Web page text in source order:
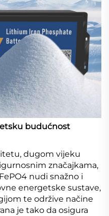
budućnost
dugom vijeku
značajkama,
nudi snažno i
energetske sustave,
te održive načine
je tako da osigura